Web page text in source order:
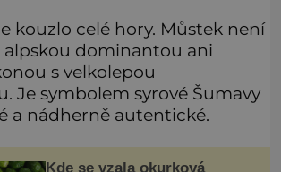
kouzlo celé hory. Můstek není
dominantou ani
s velkolepou
Je symbolem syrové Šumavy
a nádherně autentické.
Kde se vzala okurková